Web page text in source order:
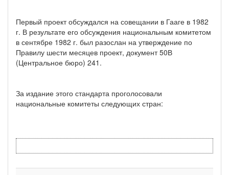
Первый проект обсуждался на совещании в Гааге в 1982
г. В результате его обсуждения национальным комитетом
в сентябре 1982 г. был разослан на утверждение по
Правилу шести месяцев проект, документ 50В
(Центральное бюро) 241.
За издание этого стандарта проголосовали
национальные комитеты следующих стран: